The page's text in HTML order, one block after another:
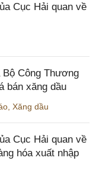
Cục Hải quan về
Bộ Công Thương
bán xăng dầu
Xăng dầu
Cục Hải quan về
hóa xuất nhập